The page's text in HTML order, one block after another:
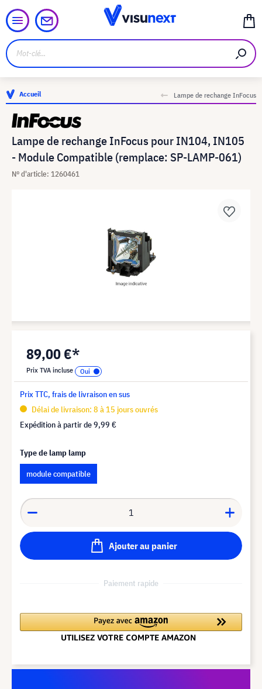
Accueil Lampe de rechange InFocus
Lampe de rechange InFocus pour IN104, IN105
- Module Compatible (remplace: SP-LAMP-061)
N° d'article: 1260461
89,00 €*
Prix TVA incluse
Prix TTC, frais de livraison en sus
Délai de livraison: 8 à 15 jours ouvrés
Expédition à partir de9,99 €
Type de lamp lamp
module compatible
Ajouter au panier
Paiement rapide